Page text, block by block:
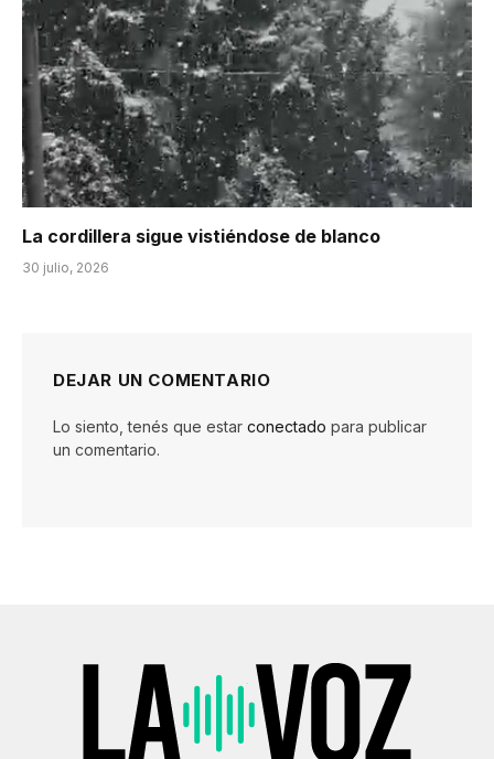
La cordillera sigue vistiéndose de blanco
30 julio, 2026
DEJAR UN COMENTARIO
Lo siento, tenés que estar conectado para publicar
un comentario.